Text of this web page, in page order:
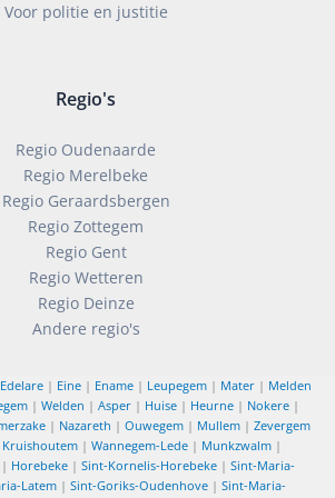
Voor politie en justitie
Regio's
Regio Oudenaarde
Regio Merelbeke
Regio Geraardsbergen
Regio Zottegem
Regio Gent
Regio Wetteren
Regio Deinze
Andere regio's
Edelare | Eine | Ename | Leupegem | Mater | Melden
| Welden | Asper| Huise| Heurne| Nokere|
| Nazareth | Ouwegem| Mullem| Zevergem
Kruishoutem| Wannegem-Lede| Munkzwalm|
| Horebeke | Sint-Kornelis-Horebeke | Sint-Maria-
Latem| Sint-Goriks-Oudenhove| Sint-Maria-